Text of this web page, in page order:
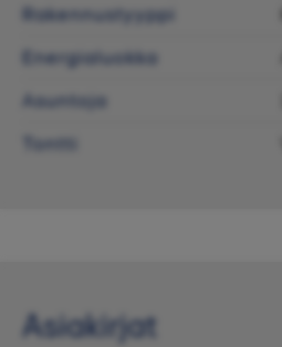
Rakennustyyppi
Energialuokka
Asuntoja
Tontti
Asiakirjat